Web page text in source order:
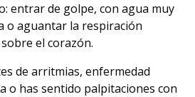
entrar de golpe, con agua muy
o aguantar la respiración
el corazón.
de arritmias, enfermedad
o has sentido palpitaciones con